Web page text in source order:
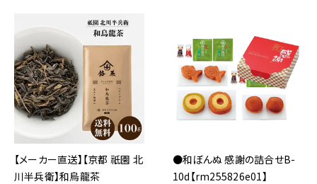
【メーカー直送】【京都 祇園 北
川半兵衛】和烏龍茶
●和ぼんぬ 感謝の詰合せB-
10d【rm255826e01】